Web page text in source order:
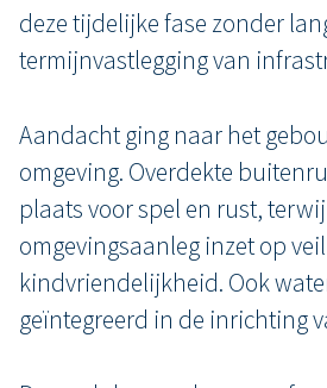
deze tijdelijke fase zonder
termijnvastlegging van
Aandacht ging naar het
omgeving. Overdekte
plaats voor spel en rust,
omgevingsaanleg inzet op
kindvriendelijkheid. Ook
geïntegreerd in de inrichting